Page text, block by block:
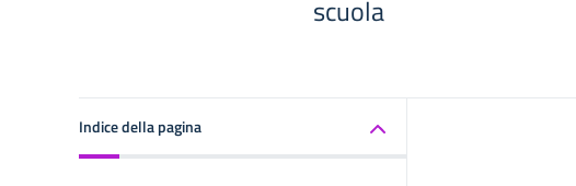
scuola
Indice della pagina